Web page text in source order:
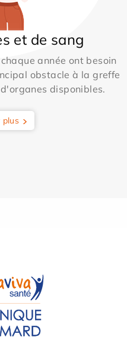
et de sang
année ont besoin
obstacle à la greffe
disponibles.
plus